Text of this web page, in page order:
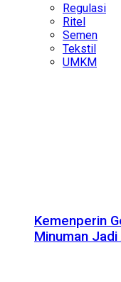
Regulasi
Ritel
Semen
Tekstil
UMKM
Kemenperin
Minuman